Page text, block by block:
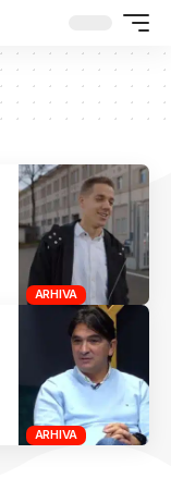
ARHIVA
ARHIVA